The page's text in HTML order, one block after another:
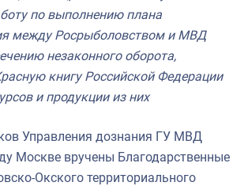
экспедиция
нравственных ценностей
по выполнению плана
между Росрыболовством и МВД
незаконного оборота,
книгу Российской Федерации
и продукции из них
Управления дознания ГУ МВД
Москве вручены Благодарственные
Окского территориального